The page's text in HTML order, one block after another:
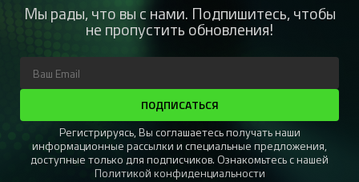
Мы рады, что вы с нами. Подпишитесь, чтобы
не пропустить обновления!
ПОДПИСАТЬСЯ
Регистрируясь, Вы соглашаетесь получать наши
информационные рассылки и специальные предложения,
доступные только для подписчиков. Ознакомьтесь с нашей
Политикой конфиденциальности